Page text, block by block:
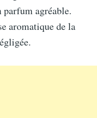
parfum agréable.
aromatique de la